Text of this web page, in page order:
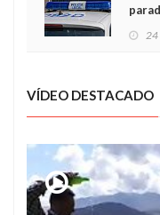
24
VÍDEO DESTACADO